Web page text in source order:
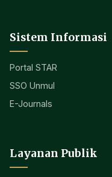
Sistem Informasi
Portal STAR
SSO Unmul
E-Journals
Layanan Publik